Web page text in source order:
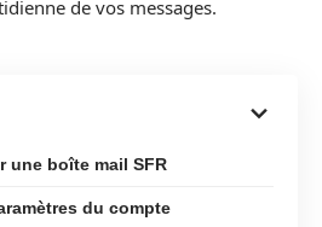
de vos messages.
une boîte mail SFR
du compte